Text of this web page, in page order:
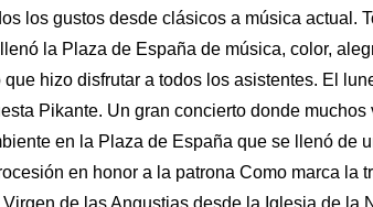
los gustos desde clásicos a música actual.
la Plaza de Es­pa­ña de música, color,
hizo disfrutar a todos los asistentes. El
Pi­kan­te. Un gran concierto donde
en la Plaza de España que se llenó de
en honor a la patrona Como marca la
de las Angustias desde la Iglesia de la